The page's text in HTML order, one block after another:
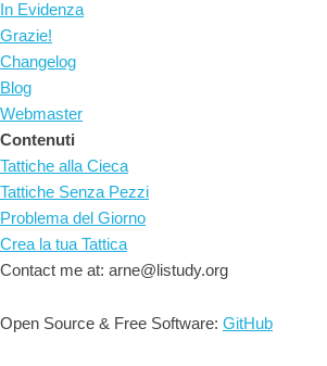
In Evidenza
Grazie!
Changelog
Blog
Webmaster
Contenuti
Tattiche alla Cieca
Tattiche Senza Pezzi
Problema del Giorno
Crea la tua Tattica
Contact me at: arne@listudy.org
Open Source & Free Software: GitHub